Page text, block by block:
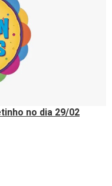
no dia 29/02